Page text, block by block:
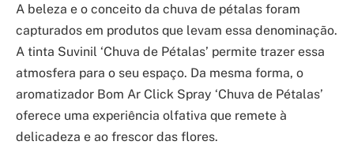
A beleza e o conceito da chuva de pétalas foram
capturados em produtos que levam essa denominação.
A tinta Suvinil ‘Chuva de Pétalas’ permite trazer essa
atmosfera para o seu espaço. Da mesma forma, o
aromatizador Bom Ar Click Spray ‘Chuva de Pétalas’
oferece uma experiência olfativa que remete à
delicadeza e ao frescor das flores.